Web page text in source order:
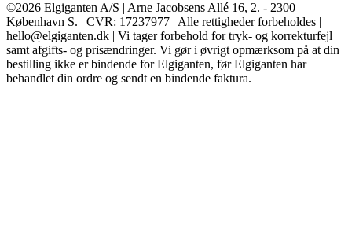
©2026 Elgiganten A/S | Arne Jacobsens Allé 16, 2. - 2300
København S. | CVR: 17237977 | Alle rettigheder forbeholdes |
hello@elgiganten.dk | Vi tager forbehold for tryk- og korrekturfejl
samt afgifts- og prisændringer. Vi gør i øvrigt opmærksom på at din
bestilling ikke er bindende for Elgiganten, før Elgiganten har
behandlet din ordre og sendt en bindende faktura.